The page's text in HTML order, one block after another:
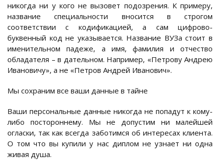
никогда ни у кого не вызовет подозрения. К примеру,
название специальности вносится в строгом
соответствии с кодификацией, а сам цифрово-
буквенный код не указывается. Название ВУЗа стоит в
именительном падеже, а имя, фамилия и отчество
обладателя – в дательном. Например, «Петрову Андрею
Ивановичу», а не «Петров Андрей Иванович».
Мы сохраним все ваши данные в тайне
Ваши персональные данные никогда не попадут к кому-
либо постороннему. Мы не допустим ни малейшей
огласки, так как всегда заботимся об интересах клиента.
О том что вы купили у нас диплом не узнает ни одна
живая душа.